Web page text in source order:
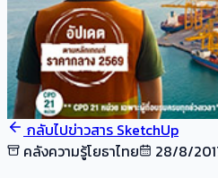
กลับไปข่าวสาร SketchUp
คลังความรู้โยธาไทย
28/8/